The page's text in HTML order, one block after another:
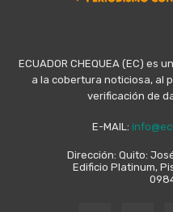
ECUADOR CHEQUEA (EC) es
a la cobertura noticiosa, al
verificación de
E-MAIL:
Dirección: Quito:
Edificio Platinum,